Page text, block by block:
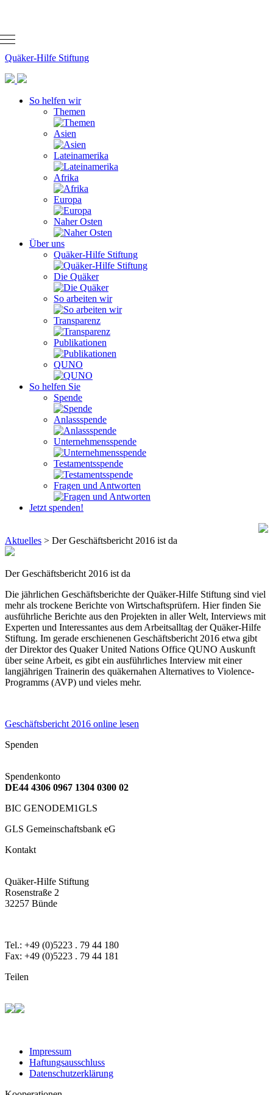
Quäker-Hilfe Stiftung
So helfen wir
Themen
Asien
Lateinamerika
Afrika
Europa
Naher Osten
Über uns
Quäker-Hilfe Stiftung
Die Quäker
So arbeiten wir
Transparenz
Publikationen
QUNO
So helfen Sie
Spende
Anlassspende
Unternehmensspende
Testamentsspende
Fragen und Antworten
Jetzt spenden!
Aktuelles > Der Geschäftsbericht 2016 ist da
Der Geschäftsbericht 2016 ist da
Die jährlichen Geschäftsberichte der Quäker-Hilfe Stiftung sind viel
mehr als trockene Berichte von Wirtschaftsprüfern. Hier finden Sie
ausführliche Berichte aus den Projekten in aller Welt, Interviews mit
Experten und Interessantes aus dem Arbeitsalltag der Quäker-Hilfe
Stiftung. Im gerade erschienenen Geschäftsbericht 2016 etwa gibt
der Direktor des Quaker United Nations Office QUNO Auskunft
über seine Arbeit, es gibt ein ausführliches Interview mit einer
langjährigen Trainerin des quäkernahen Alternatives to Violence-
Programms (AVP) und vieles mehr.
Geschäftsbericht 2016 online lesen
Spenden
Spendenkonto
DE44 4306 0967 1304 0300 02
BIC GENODEM1GLS
GLS Gemeinschaftsbank eG
Kontakt
Quäker-Hilfe Stiftung
Rosenstraße 2
32257 Bünde
Tel.: +49 (0)5223 . 79 44 180
Fax: +49 (0)5223 . 79 44 181
Teilen
Impressum
Haftungsausschluss
Datenschutzerklärung